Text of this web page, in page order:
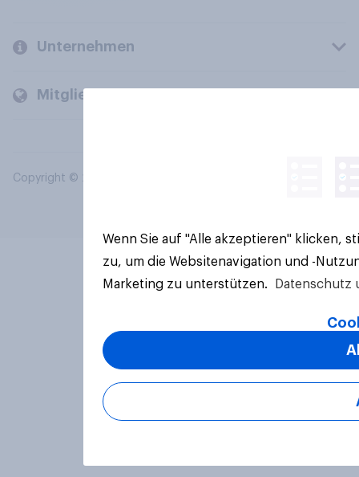
Unternehmen
Mitglieder und Kunden
Copyright © 2026 YouGov PLC. Alle Rechte vorbehalten.
Wenn Sie auf "Alle akzeptieren" klicken,
zu, um die Websitenavigation und -
Marketing zu unterstützen.
Datenschutz